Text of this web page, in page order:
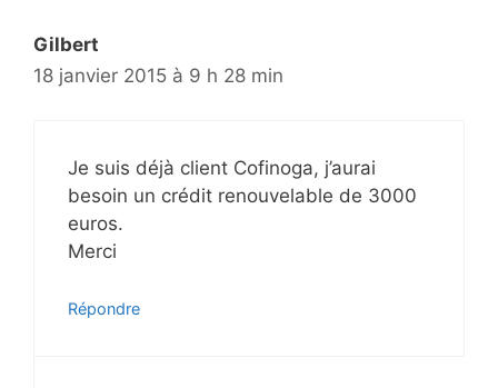
Gilbert
18 janvier 2015 à 9 h 28 min
Je suis déjà client Cofinoga, j’aurai
besoin un crédit renouvelable de 3000
euros.
Merci
Répondre